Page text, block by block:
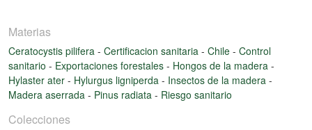
Materias
Ceratocystis pilifera - Certificacion sanitaria - Chile - Control
sanitario - Exportaciones forestales - Hongos de la madera -
Hylaster ater - Hylurgus ligniperda - Insectos de la madera -
Madera aserrada - Pinus radiata - Riesgo sanitario
Colecciones